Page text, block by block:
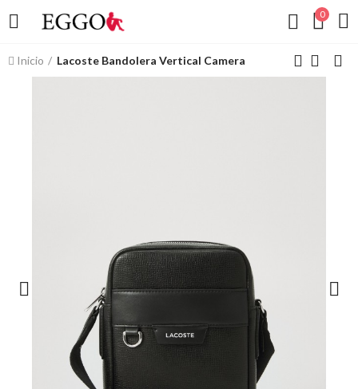
0
Inicio Lacoste Bandolera Vertical Camera